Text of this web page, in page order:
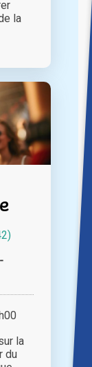
la
la
du